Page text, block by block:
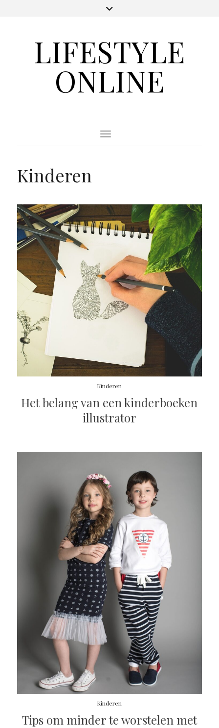
LIFESTYLE
ONLINE
Toggle Navigation
Kinderen
Kinderen
Het belang van een kinderboeken
illustrator
Kinderen
Tips om minder te worstelen met